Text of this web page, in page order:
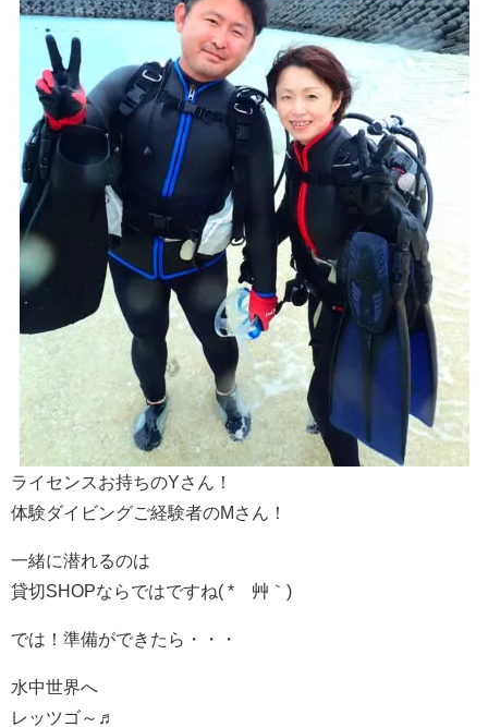
ライセンスお持ちのYさん！
体験ダイビングご経験者のMさん！
一緒に潜れるのは
貸切SHOPならではですね( *´艸｀)
では！準備ができたら・・・
水中世界へ
レッツゴ～♬